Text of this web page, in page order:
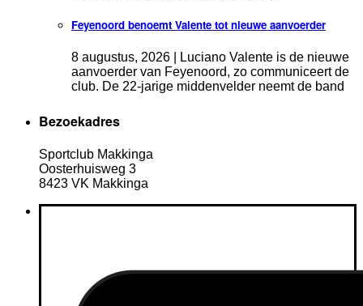
Feyenoord benoemt Valente tot nieuwe aanvoerder
8 augustus, 2026 | Luciano Valente is de nieuwe
aanvoerder van Feyenoord, zo communiceert de
club. De 22-jarige middenvelder neemt de band
Bezoekadres
Sportclub Makkinga
Oosterhuisweg 3
8423 VK Makkinga